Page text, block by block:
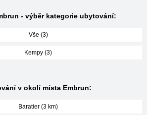
- výběr kategorie ubytování:
Vše (3)
Kempy (3)
v okolí místa Embrun:
Baratier (3 km)